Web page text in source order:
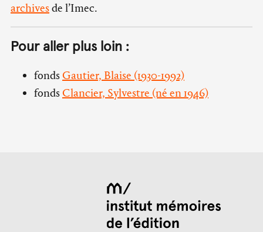
archivesde l’Imec.
Pour aller plus loin :
fondsGautier, Blaise (1930-1992)
fondsClancier, Sylvestre (né en 1946)